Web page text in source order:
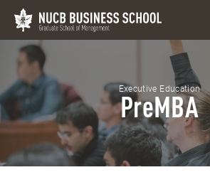
Executive Education
PreMBA